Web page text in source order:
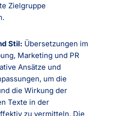
Zielgruppe
Stil: Übersetzungen im
Marketing und PR
Ansätze und
um die
die Wirkung der
Texte in der
zu vermitteln. Die